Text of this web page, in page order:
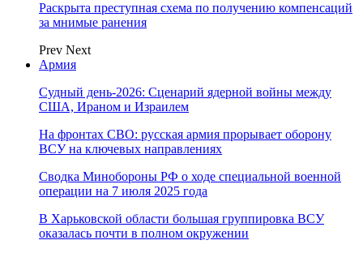
Раскрыта преступная схема по получению компенсаций
за мнимые ранения
Prev Next
Армия
Судный день-2026: Сценарий ядерной войны между
США, Ираном и Израилем
На фронтах СВО: русская армия прорывает оборону
ВСУ на ключевых направлениях
Сводка Минобороны РФ о ходе специальной военной
операции на 7 июля 2025 года
В Харьковской области большая группировка ВСУ
оказалась почти в полном окружении